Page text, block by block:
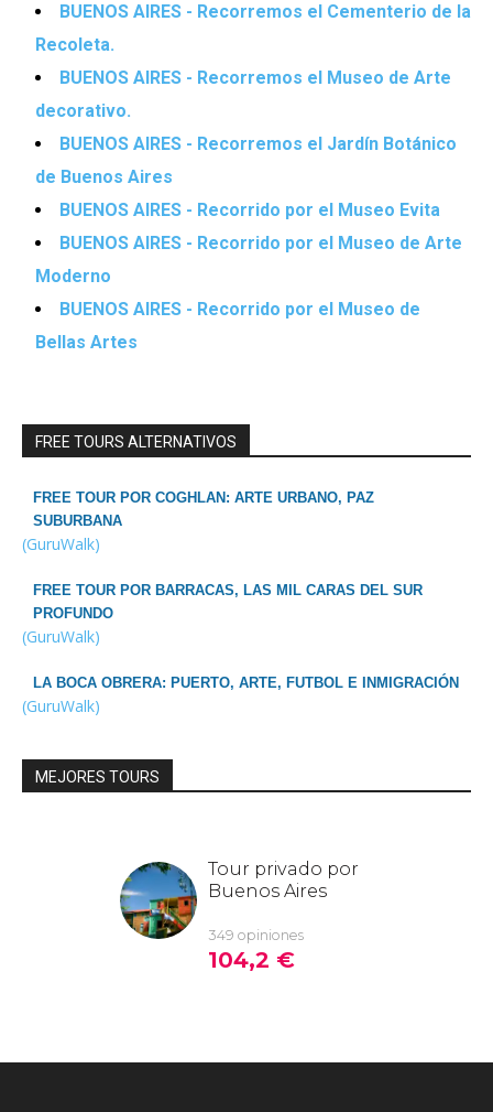
BUENOS AIRES - Recorremos el Cementerio de la
Recoleta.
BUENOS AIRES - Recorremos el Museo de Arte
decorativo.
BUENOS AIRES - Recorremos el Jardín Botánico
de Buenos Aires
BUENOS AIRES - Recorrido por el Museo Evita
BUENOS AIRES - Recorrido por el Museo de Arte
Moderno
BUENOS AIRES - Recorrido por el Museo de
Bellas Artes
FREE TOURS ALTERNATIVOS
FREE TOUR POR COGHLAN: ARTE URBANO, PAZ
SUBURBANA
(GuruWalk)
FREE TOUR POR BARRACAS, LAS MIL CARAS DEL SUR
PROFUNDO
(GuruWalk)
LA BOCA OBRERA: PUERTO, ARTE, FUTBOL E INMIGRACIÓN
(GuruWalk)
MEJORES TOURS